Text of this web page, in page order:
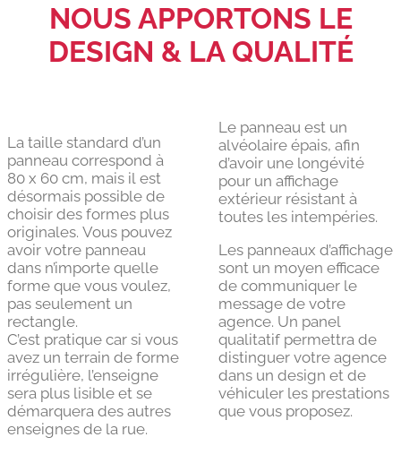
NOUS APPORTONS LE
DESIGN & LA QUALITÉ
La taille standard d’un
panneau correspond à
80 x 60 cm, mais il est
désormais possible de
choisir des formes plus
originales. Vous pouvez
avoir votre panneau
dans n’importe quelle
forme que vous voulez,
pas seulement un
rectangle.
C’est pratique car si vous
avez un terrain de forme
irrégulière, l’enseigne
sera plus lisible et se
démarquera des autres
enseignes de la rue.
Le panneau est un
alvéolaire épais, afin
d’avoir une longévité
pour un affichage
extérieur résistant à
toutes les intempéries.
Les panneaux d’affichage
sont un moyen efficace
de communiquer le
message de votre
agence. Un panel
qualitatif permettra de
distinguer votre agence
dans un design et de
véhiculer les prestations
que vous proposez.